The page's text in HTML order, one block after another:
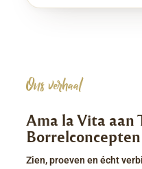
Ons verhaal
Ama la Vita aan
Zien, proeven en écht